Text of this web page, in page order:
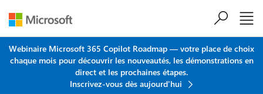
Webinaire Microsoft 365 Copilot Roadmap — votre place de choix
chaque mois pour découvrir les nouveautés, les démonstrations en
direct et les prochaines étapes.
Inscrivez-vous dès aujourd'hui